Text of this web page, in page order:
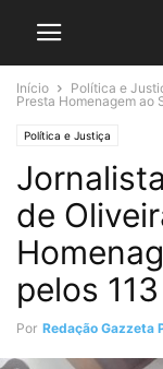
Início Política e
Presta Homenagem ao
Política e Justiça
de
pelos
Por Redação Gazzeta